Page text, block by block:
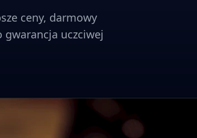
ceny, darmowy
gwarancja uczciwej